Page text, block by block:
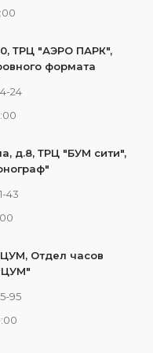
ТРЦ "АЭРО ПАРК",
формата
24
д.8, ТРЦ "БУМ сити",
43
ЦУМ, Отдел часов
95